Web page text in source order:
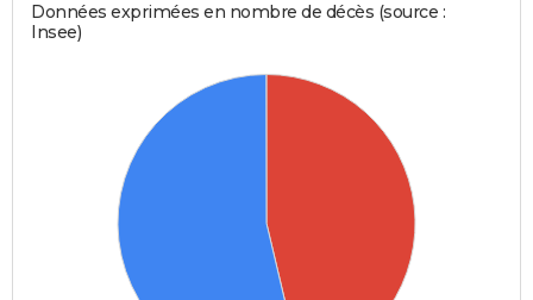
Données exprimées en nombre de décès (source :
Insee)